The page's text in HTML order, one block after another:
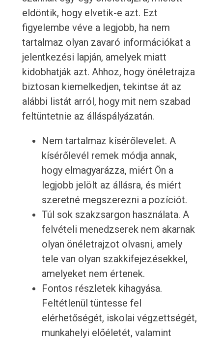
eldöntik, hogy elvetik-e azt. Ezt
figyelembe véve a legjobb, ha nem
tartalmaz olyan zavaró információkat a
jelentkezési lapján, amelyek miatt
kidobhatják azt. Ahhoz, hogy önéletrajza
biztosan kiemelkedjen, tekintse át az
alábbi listát arról, hogy mit nem szabad
feltüntetnie az álláspályázatán.
Nem tartalmaz kísérőlevelet. A
kísérőlevél remek módja annak,
hogy elmagyarázza, miért Ön a
legjobb jelölt az állásra, és miért
szeretné megszerezni a pozíciót.
Túl sok szakzsargon használata. A
felvételi menedzserek nem akarnak
olyan önéletrajzot olvasni, amely
tele van olyan szakkifejezésekkel,
amelyeket nem értenek.
Fontos részletek kihagyása.
Feltétlenül tüntesse fel
elérhetőségét, iskolai végzettségét,
munkahelyi előéletét, valamint